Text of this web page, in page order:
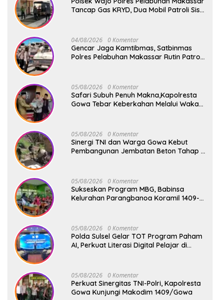
Tancap Gas KRYD, Dua Mobil Patroli Sisir
04/08/2026 0 Komentar
Gencar Jaga Kamtibmas, Satbinmas
Polres Pelabuhan Makassar Rutin Patroli
05/08/2026 0 Komentar
Safari Subuh Penuh Makna,Kapolresta
Gowa Tebar Keberkahan Melalui Wakaf
05/08/2026 0 Komentar
Sinergi TNI dan Warga Gowa Kebut
Pembangunan Jembatan Beton Tahap V
05/08/2026 0 Komentar
Sukseskan Program MBG, Babinsa
Kelurahan Parangbanoa Koramil 1409-
05/08/2026 0 Komentar
Polda Sulsel Gelar TOT Program Paham
AI, Perkuat Literasi Digital Pelajar di
05/08/2026 0 Komentar
Perkuat Sinergitas TNI-Polri, Kapolresta
Gowa Kunjungi Makodim 1409/Gowa